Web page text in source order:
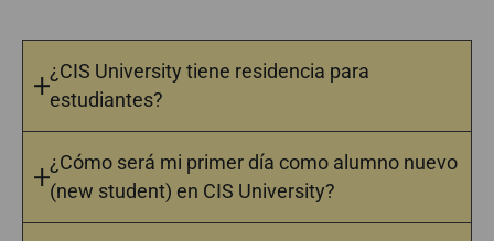
¿CIS University tiene residencia para
estudiantes?
¿Cómo será mi primer día como alumno nuevo
(new student) en CIS University?